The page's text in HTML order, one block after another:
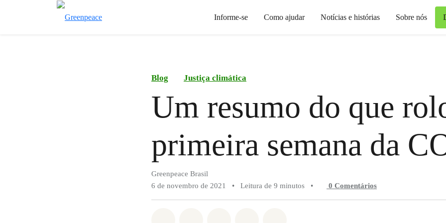
Informe-se Como ajudar Notícias e histórias Sobre nós
Blog Justiça climática
Um resumo do que
primeira semana da
Greenpeace Brasil
6 de novembro de 2021
• Leitura de 9 minutos • 0 Comentários